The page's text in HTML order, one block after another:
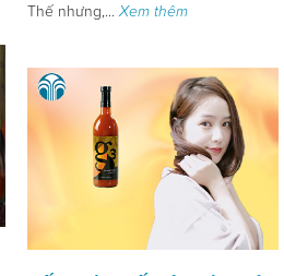
Thế nhưng,...Xem thêm